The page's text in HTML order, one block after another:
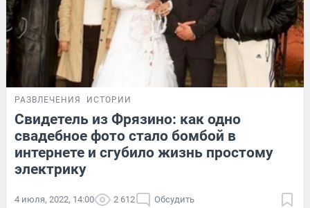
РАЗВЛЕЧЕНИЯ ИСТОРИИ
Свидетель из Фрязино: как одно
свадебное фото стало бомбой в
интернете и сгубило жизнь простому
электрику
4 июля, 2022, 14:00 2 612 Обсудить